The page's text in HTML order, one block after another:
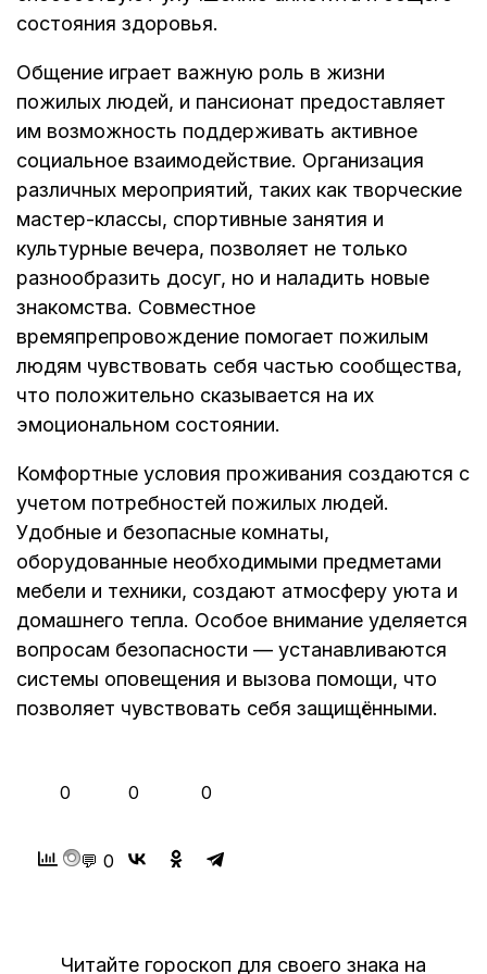
состояния здоровья.
Общение играет важную роль в жизни
пожилых людей, и пансионат предоставляет
им возможность поддерживать активное
социальное взаимодействие. Организация
различных мероприятий, таких как творческие
мастер-классы, спортивные занятия и
культурные вечера, позволяет не только
разнообразить досуг, но и наладить новые
знакомства. Совместное
времяпрепровождение помогает пожилым
людям чувствовать себя частью сообщества,
что положительно сказывается на их
эмоциональном состоянии.
Комфортные условия проживания создаются с
учетом потребностей пожилых людей.
Удобные и безопасные комнаты,
оборудованные необходимыми предметами
мебели и техники, создают атмосферу уюта и
домашнего тепла. Особое внимание уделяется
вопросам безопасности — устанавливаются
системы оповещения и вызова помощи, что
позволяет чувствовать себя защищёнными.
0 0 0
💬 0
Читайте гороскоп для своего знака на